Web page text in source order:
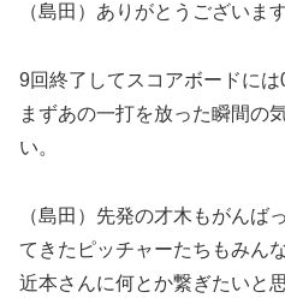
（島田）ありがとうございます
9回終了してスコアボードに
まずあの一打を放った瞬間の
い。
（島田）先発の才木もがんば
てきたピッチャーたちもみん
近本さんに何とか繋ぎたいと